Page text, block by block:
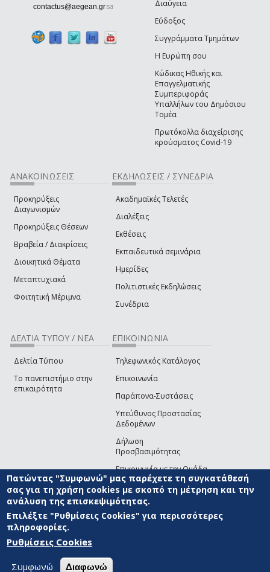
contactus@aegean.gr(link sends e-mail)Διαύγεια
Εύδοξος
Συγγράμματα Τμημάτων
Η Ευρώπη σου
Κώδικας Ηθικής και
Επαγγελματικής
Συμπεριφοράς
Υπαλλήλων του Δημόσιου
Τομέα
Πρωτόκολλα διαχείρισης
κρούσματος Covid-19
ΑΝΑΚΟΙΝΩΣΕΙΣ
Προκηρύξεις
Διαγωνισμών
Προκηρύξεις Θέσεων
Βραβεία / Διακρίσεις
Διοικητικά Θέματα
Μεταπτυχιακά
Φοιτητική Μέριμνα
ΕΚΔΗΛΩΣΕΙΣ / ΣΥΝΕΔΡΙΑ
Ακαδημαϊκές Τελετές
Διαλέξεις
Εκθέσεις
Εκπαιδευτικά σεμινάρια
Ημερίδες
Πολιτιστικές Εκδηλώσεις
Συνέδρια
ΔΕΛΤΙΑ ΤΥΠΟΥ / ΝΕΑ
Δελτία Τύπου
Το πανεπιστήμιο στην
επικαιρότητα
ΕΠΙΚΟΙΝΩΝΙΑ
Τηλεφωνικός Κατάλογος
Επικοινωνία
Παράπονα-Συστάσεις
Υπεύθυνος Προστασίας
Δεδομένων
Δήλωση
Προσβασιμότητας
Επικοινωνία με την Ομάδα
Ανάπτυξης του site(link sends e-mail)
© ΠΑΝΕΠΙΣΤΗΜΙΟ ΑΙΓΑΙΟΥ ΟΡΟΙ ΧΡΗΣΗΣ
ΑΝΑΠΤΥΞΗΣ
Πατώντας "Συμφωνώ" μας παρέχετε τη συγκατάθεσή
σας για τη χρήση cookies με σκοπό τη μέτρηση και την
ανάλυση της επισκεψιμότητας.
Επιλέξτε "Ρυθμίσεις Cookies" για περισσότερες
πληροφορίες.
Ρυθμίσεις Cookies
Συμφωνώ Διαφωνώ